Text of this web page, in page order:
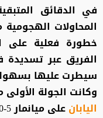
في الدقائق
المحاولات
خطورة فعلية على
الفريق عبر
سيطرت عليها
وكانت الجولة
اليابانعلى ميانمار 5-0 وكوريا الجنوبية على فيتنام 3-0.